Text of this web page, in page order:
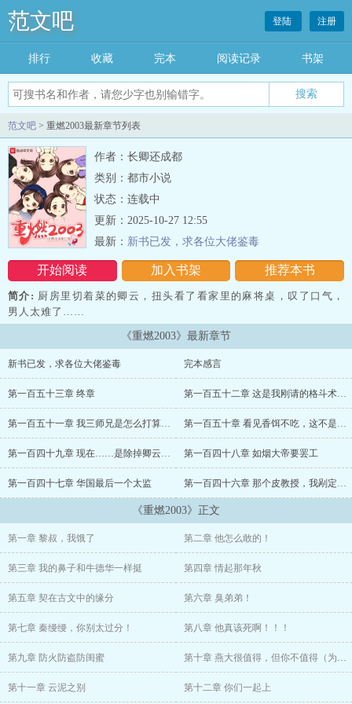
范文吧 登陆 注册
排行 收藏 完本 阅读记录 书架
范文吧 > 重燃2003最新章节列表
作者：长卿还成都
类别：都市小说
状态：连载中
开始阅读 加入书架 推荐本书
更新：2025-10-27 12:55
最新： 新书已发，求各位大佬鉴毒
简介: 厨房里切着菜的卿云，扭头看了看家里的麻将桌，叹了口气，
男人太难了……
《重燃2003》最新章节
新书已发，求各位大佬鉴毒 完本感言
第一百五十三章 终章 第一百五十二章 这是我刚请的格斗术老师
第一百五十一章 我三师兄是怎么打算害我的？ 第一百五十章 看见香饵不吃，这不是云帝的作风。
第一百四十九章 现在……是除掉卿云的最佳时机 第一百四十八章 如烟大帝要罢工
第一百四十七章 华国最后一个太监 第一百四十六章 那个皮教授，我剐定了！
《重燃2003》正文
第一章 黎叔，我饿了 第二章 他怎么敢的！
第三章 我的鼻子和牛德华一样挺 第四章 情起那年秋
第五章 契在古文中的缘分 第六章 臭弟弟！
第七章 秦缦缦，你别太过分！ 第八章 他真该死啊！！！
第九章 防火防盗防闺蜜 第十章 燕大很值得，但你不值得（为皮皮支楞起来了加更）
第十一章 云泥之别 第十二章 你们一起上